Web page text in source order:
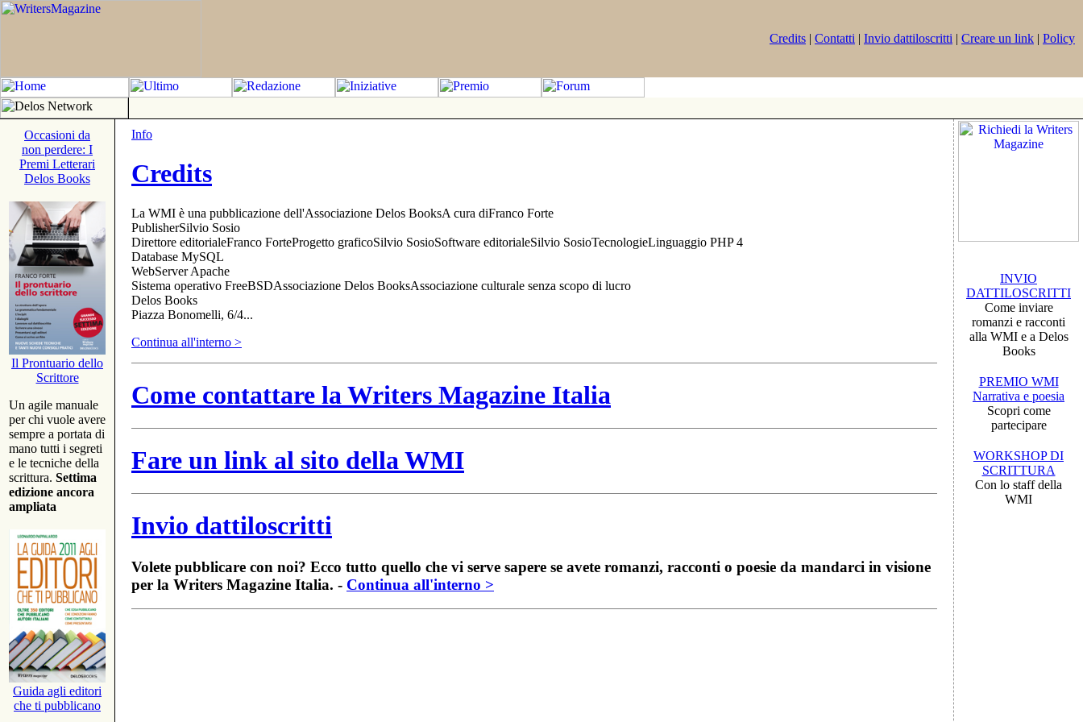
Credits | Contatti | Invio dattiloscritti | Creare un link | Policy
Occasioni da
non perdere: I
Premi Letterari
Delos Books
Il Prontuario dello
Scrittore
Un agile manuale
per chi vuole avere
sempre a portata di
mano tutti i segreti
e le tecniche della
scrittura. Settima
edizione ancora
ampliata
Guida agli editori
che ti pubblicano
Info
Credits
La WMI è una pubblicazione dell'Associazione Delos BooksA cura diFranco Forte
PublisherSilvio Sosio
Direttore editorialeFranco ForteProgetto graficoSilvio SosioSoftware editorialeSilvio SosioTecnologieLinguaggio PHP 4
Database MySQL
WebServer Apache
Sistema operativo FreeBSDAssociazione Delos BooksAssociazione culturale senza scopo di lucro
Delos Books
Piazza Bonomelli, 6/4...
Continua all'interno >
Come contattare la Writers Magazine Italia
Fare un link al sito della WMI
Invio dattiloscritti
Volete pubblicare con noi? Ecco tutto quello che vi serve sapere se avete romanzi, racconti o poesie da mandarci in visione
per la Writers Magazine Italia. - Continua all'interno >
INVIO
DATTILOSCRITTI
Come inviare
romanzi e racconti
alla WMI e a Delos
Books
PREMIO WMI
Narrativa e poesia
Scopri come
partecipare
WORKSHOP DI
SCRITTURA
Con lo staff della
WMI